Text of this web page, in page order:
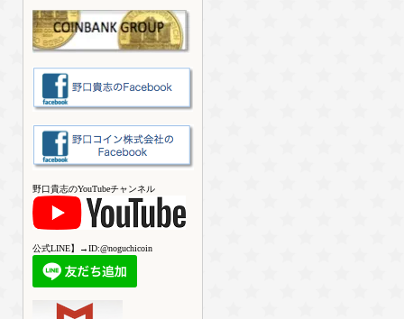
野口貴志のYouTubeチャンネル
公式LINE】→ID:@noguchicoin